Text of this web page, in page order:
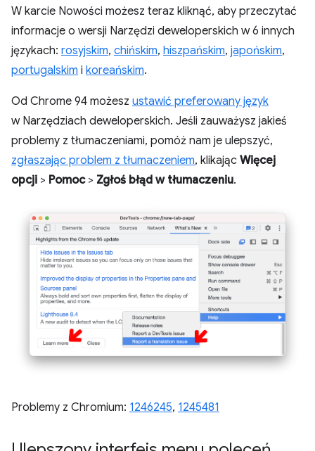
W karcie Nowości możesz teraz kliknąć, aby przeczytać
informacje o wersji Narzędzi deweloperskich w 6 innych
językach: rosyjskim, chińskim, hiszpańskim, japońskim,
portugalskim i koreańskim.
Od Chrome 94 możesz ustawić preferowany język
w Narzędziach deweloperskich. Jeśli zauważysz jakieś
problemy z tłumaczeniami, pomóż nam je ulepszyć,
zgłaszając problem z tłumaczeniem, klikając Więcej
opcji > Pomoc> Zgłoś błąd w tłumaczeniu.
Problemy z Chromium: 1246245, 1245481